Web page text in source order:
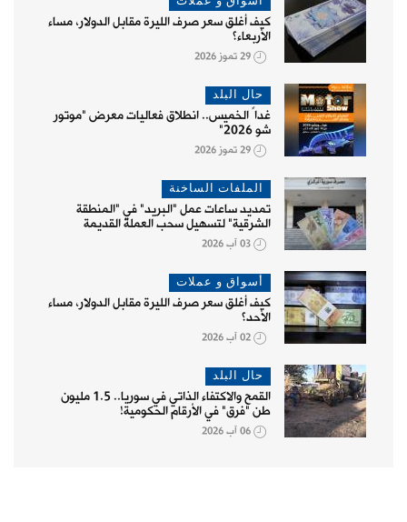
كيف أغلق سعر صرف الليرة مقابل الدولار، مساء
الأربعاء؟
29 تموز 2026
حال البلد
غداً الخميس.. انطلاق فعاليات معرض "موتور
شو 2026"
29 تموز 2026
الملفات الساخنة
تمديد ساعات عمل "البريد" في "المنطقة
الشرقية" لتسهيل سحب العملة القديمة
03 آب 2026
أسواق و عملات
كيف أغلق سعر صرف الليرة مقابل الدولار، مساء
الأحد؟
02 آب 2026
حال البلد
القمح والاكتفاء الذاتي في سوريا.. 1.5 مليون
طن "فرق" في الأرقام الحكومية!
06 آب 2026